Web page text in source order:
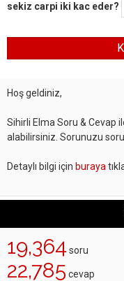
sekiz carpi iki kac eder?
Hoş geldiniz,
Sihirli Elma Soru & Cevap
alabilirsiniz. Sorunuzu
Detaylı bilgi için buraya
19,364 soru
22,785 cevap